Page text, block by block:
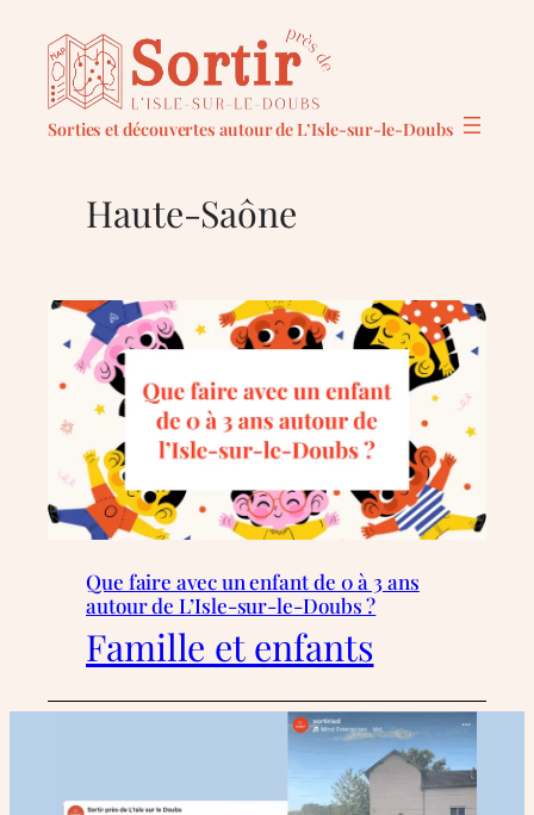
contenu
Sorties et découvertes autour de L’Isle-sur-le-Doubs
Haute-Saône
Que faire avec un enfant de 0 à 3 ans
autour de L’Isle-sur-le-Doubs ?
Famille et enfants